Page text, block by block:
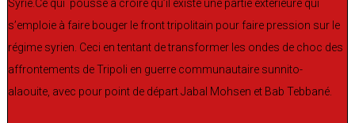
Syrie.Ce qui pousse à croire qu’il existe une partie extérieure qui
s’emploie à faire bouger le front tripolitain pour faire pression sur le
régime syrien. Ceci en tentant de transformer les ondes de choc des
affrontements de Tripoli en guerre communautaire sunnito-
alaouite, avec pour point de départ Jabal Mohsen et Bab Tebbané.